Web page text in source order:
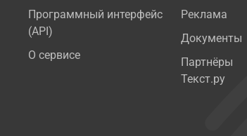
Программный интерфейс
(API)
О сервисе
Реклама
Документы
Партнёры
Текст.ру